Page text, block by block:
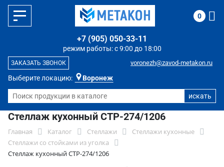
Выберите локацию: Воронеж
режим работы: с 9:00 до 18:00
+7 (905) 050-33-11
voronezh@zavod-metakon.ru
ЗАКАЗАТЬ ЗВОНОК
0
Стеллаж кухонный СТР-274/1206
Главная Каталог Стеллажи
Стеллажи кухонные
Стеллажи со стойками из уголка
Стеллаж кухонный СТР-274/1206